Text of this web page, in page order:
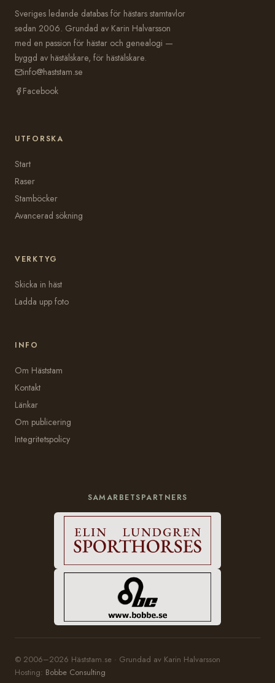
Sveriges ledande databas för hästars stamtavlor
sedan 2006. Grundad av Karin Halvarsson
med en passion för hästar och genealogi —
byggd av hästälskare, för hästälskare.
info@haststam.se
Facebook
UTFORSKA
Start
Raser
Stamböcker
Avancerad sökning
VERKTYG
Skicka in häst
Ladda upp foto
INFO
Om Häststam
Kontakt
Länkar
Om publicering
Integritetspolicy
SAMARBETSPARTNERS
© 2006–2026 Häststam.se · Grundad av Karin Halvarsson
Hosting: Bobbe Consulting